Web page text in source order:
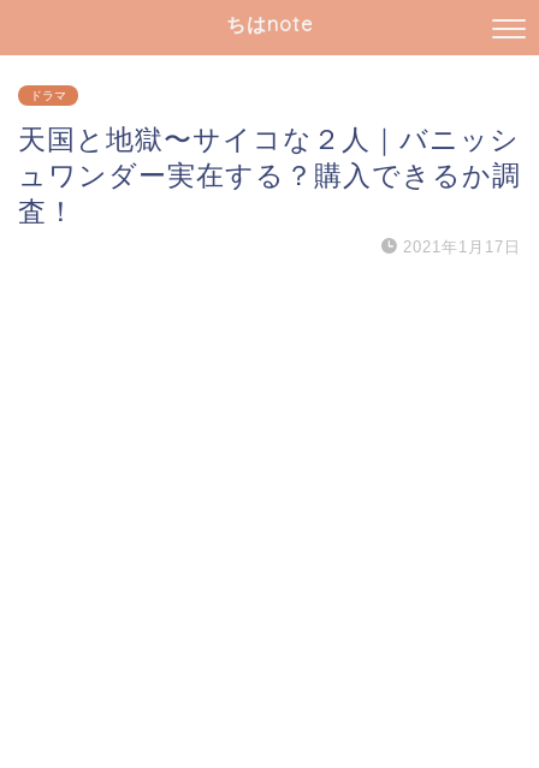
ちはnote
ドラマ
天国と地獄〜サイコな２人｜バニッシ
ュワンダー実在する？購入できるか調
査！
2021年1月17日